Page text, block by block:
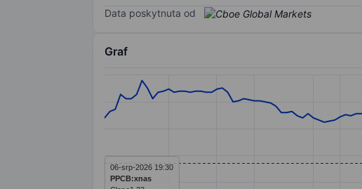
Data poskytnuta od
Graf
Line chart with 135 data points.
The chart has 1 Y axis displaying values. Data
06-srp-2026 19:30
PPCB:xnas